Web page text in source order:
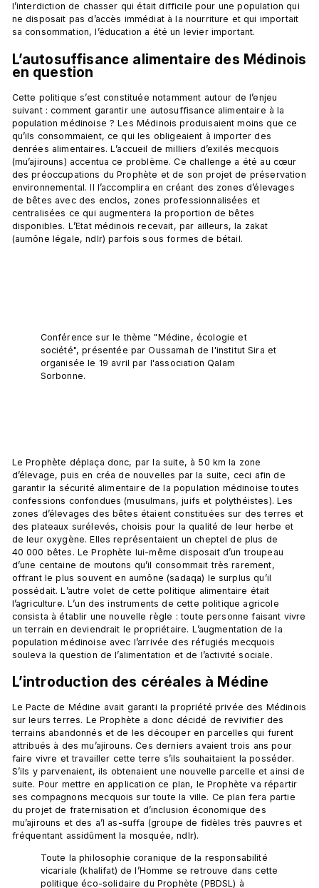
l’interdiction de chasser qui était difficile pour une population qui
ne disposait pas d’accès immédiat à la nourriture et qui importait
L’autosuffisance alimentaire des Médinois
en question
Cette politique s’est constituée notamment autour de l’enjeu
suivant : comment garantir une autosuffisance alimentaire à la
population médinoise ? Les Médinois produisaient moins que ce
qu’ils consommaient, ce qui les obligeaient à importer des
denrées alimentaires. L’accueil de milliers d’exilés mecquois
(mu’ajirouns) accentua ce problème. Ce challenge a été au cœur
des préoccupations du Prophète et de son projet de préservation
environnemental. Il l’accomplira en créant des zones d’élevages
de bêtes avec des enclos, zones professionnalisées et
centralisées ce qui augmentera la proportion de bêtes
disponibles. L’Etat médinois recevait, par ailleurs, la zakat
(aumône légale, ndlr) parfois sous formes de bétail.
Conférence sur le thème "Médine, écologie et
société", présentée par Oussamah de l'institut Sira et
organisée le 19 avril par l'association Qalam
Sorbonne.
Le Prophète déplaça donc, par la suite, à 50 km la zone
d’élevage, puis en créa de nouvelles par la suite, ceci afin de
garantir la sécurité alimentaire de la population médinoise toutes
confessions confondues (musulmans, juifs et polythéistes). Les
zones d’élevages des bêtes étaient constituées sur des terres et
des plateaux surélevés, choisis pour la qualité de leur herbe et
de leur oxygène. Elles représentaient un cheptel de plus de
40 000 bêtes. Le Prophète lui-même disposait d’un troupeau
d’une centaine de moutons qu’il consommait très rarement,
offrant le plus souvent en aumône (sadaqa) le surplus qu’il
possédait. L’autre volet de cette politique alimentaire était
l’agriculture. L’un des instruments de cette politique agricole
consista à établir une nouvelle règle : toute personne faisant vivre
un terrain en deviendrait le propriétaire. L’augmentation de la
population médinoise avec l’arrivée des réfugiés mecquois
L’introduction des céréales à Médine
Le Pacte de Médine avait garanti la propriété privée des Médinois
sur leurs terres. Le Prophète a donc décidé de revivifier des
terrains abandonnés et de les découper en parcelles qui furent
attribués à des mu’ajirouns. Ces derniers avaient trois ans pour
faire vivre et travailler cette terre s’ils souhaitaient la posséder.
S’ils y parvenaient, ils obtenaient une nouvelle parcelle et ainsi de
suite. Pour mettre en application ce plan, le Prophète va répartir
ses compagnons mecquois sur toute la ville. Ce plan fera partie
du projet de fraternisation et d’inclusion économique des
mu’ajirouns et des a’l as-suffa (groupe de fidèles très pauvres et
Toute la philosophie coranique de la responsabilité
vicariale (khalifat) de l’Homme se retrouve dans cette
politique éco-solidaire du Prophète (PBDSL) à